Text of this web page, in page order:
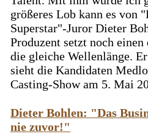
größeres Lob kann es von
Superstar"-Juror Dieter
Produzent setzt noch
die gleiche Wellenlänge.
sieht die Kandidaten
Casting-Show am 5. Mai
Dieter Bohlen: "Das
nie zuvor!"